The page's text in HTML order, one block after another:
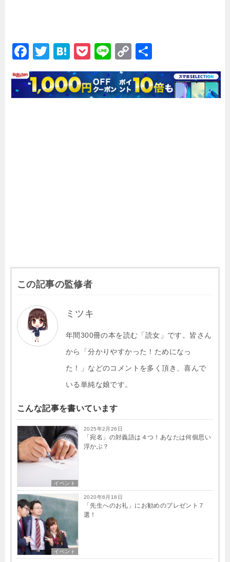
F
a
c
e
T
wi
tt
er
H
at
e
n
P
o
c
k
Li
n
e
C
o
p
y
有
この記事の監修者
ミツキ
年間300冊の本を読む「読女」です。皆さん
から「分かりやすかった！ためになっ
た！」などのコメントを多く頂き、喜んで
いる単純な娘です。
こんな記事を書いています
イベント
2025年2月26日
「宛名」の対義語は４つ！あなたは何個思い
浮かぶ？
イベント
2020年6月18日
「先生へのお礼」にお勧めのプレゼント７
選！